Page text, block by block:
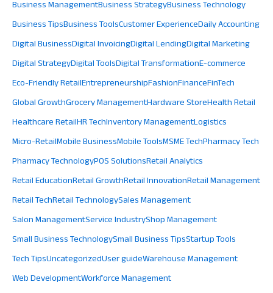
Business ManagementBusiness StrategyBusiness Technology
Business TipsBusiness ToolsCustomer ExperienceDaily Accounting
Digital BusinessDigital InvoicingDigital LendingDigital Marketing
Digital StrategyDigital ToolsDigital TransformationE-commerce
Eco-Friendly RetailEntrepreneurshipFashionFinanceFinTech
Global GrowthGrocery ManagementHardware StoreHealth Retail
Healthcare RetailHR TechInventory ManagementLogistics
Micro-RetailMobile BusinessMobile ToolsMSME TechPharmacy Tech
Pharmacy TechnologyPOS SolutionsRetail Analytics
Retail EducationRetail GrowthRetail InnovationRetail Management
Retail TechRetail TechnologySales Management
Salon ManagementService IndustryShop Management
Small Business TechnologySmall Business TipsStartup Tools
Tech TipsUncategorizedUser guideWarehouse Management
Web DevelopmentWorkforce Management